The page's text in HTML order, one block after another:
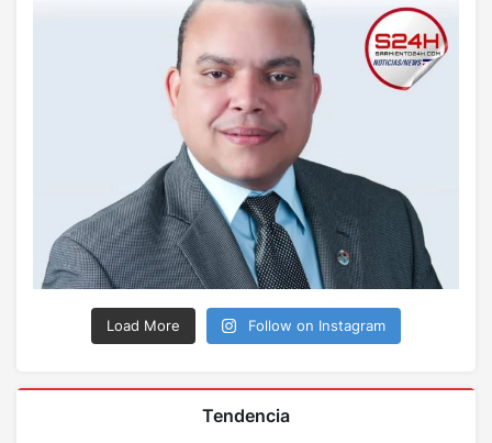
Load More Follow on Instagram
Tendencia